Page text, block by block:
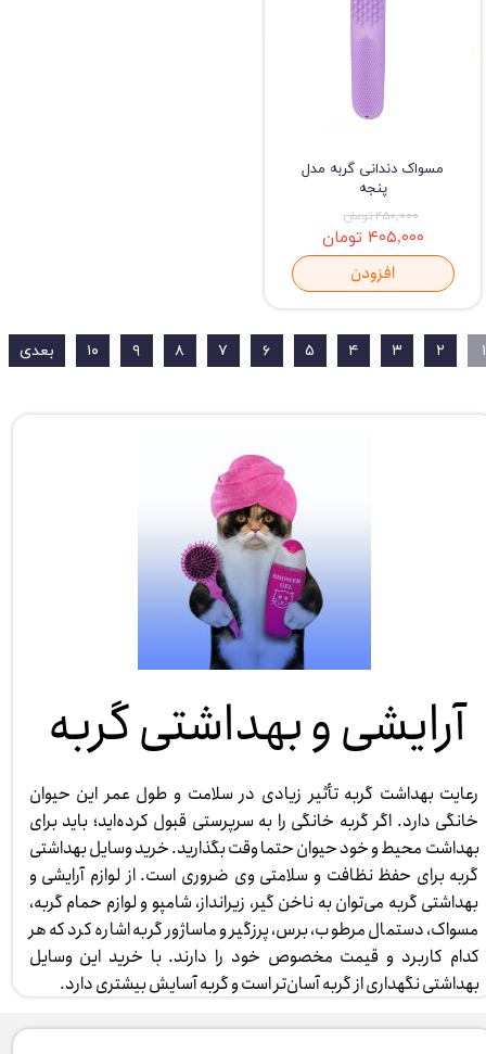
مسواک دندانی گربه مدل
پنجه
۴۵۰,۰۰۰ تومان
۴۰۵,۰۰۰ تومان
افزودن
۱ ۲ ۳ ۴ ۵ ۶ ۷ ۸ ۹ ۱۰ بعدی
آرایشی و بهداشتی گربه
رعایت بهداشت گربه تأثیر زیادی در سلامت و طول عمر این حیوان
خانگی دارد. اگر گربه خانگی را به سرپرستی قبول کرده‌اید؛ باید برای
بهداشت محیط و خود حیوان حتما وقت بگذارید. خرید وسایل بهداشتی
گربه برای حفظ نظافت و سلامتی وی ضروری است. از لوازم آرایشی و
بهداشتی گربه می‌توان به ناخن گیر، زیرانداز، شامپو و لوازم حمام گربه،
مسواک، دستمال مرطوب، برس، پرزگیر و ماساژور گربه اشاره کرد که هر
کدام کاربرد و قیمت مخصوص خود را دارند. با خرید این وسایل
بهداشتی نگهداری از گربه آسان‌تر است و گربه آسایش بیشتری دارد. ​​​​​​​